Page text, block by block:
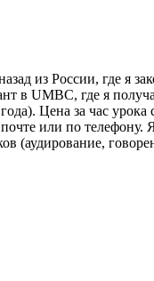
из России, где я
в UMBC, где я
Цена за час урока
или по
(аудирование,